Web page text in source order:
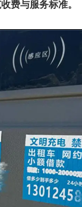
费与服务标准。